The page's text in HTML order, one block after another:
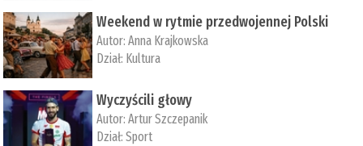
Weekend w rytmie przedwojennej Polski
Autor:Anna Krajkowska
Dział: Kultura
Wyczyścili głowy
Autor:Artur Szczepanik
Dział:Sport